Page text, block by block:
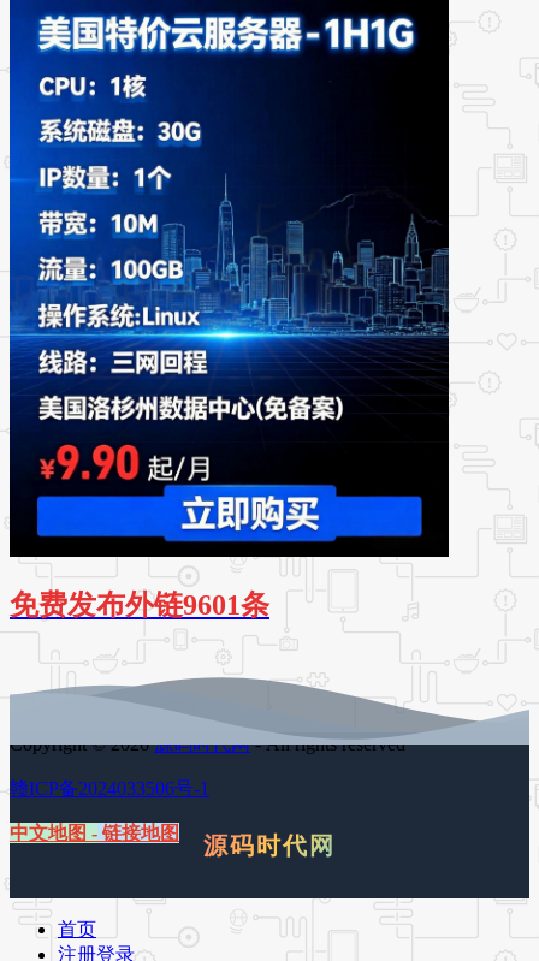
免费发布外链9601条
Copyright © 2026源码时代网- All rights reserved
赣ICP备2024033506号-1
中文地图 - 链接地图 源码时代网
首页
注册登录